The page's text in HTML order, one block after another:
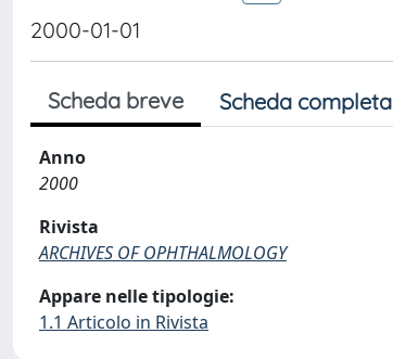
2000-01-01
Scheda breve Scheda completa
Anno
2000
Rivista
ARCHIVES OF OPHTHALMOLOGY
Appare nelle tipologie:
1.1 Articolo in Rivista